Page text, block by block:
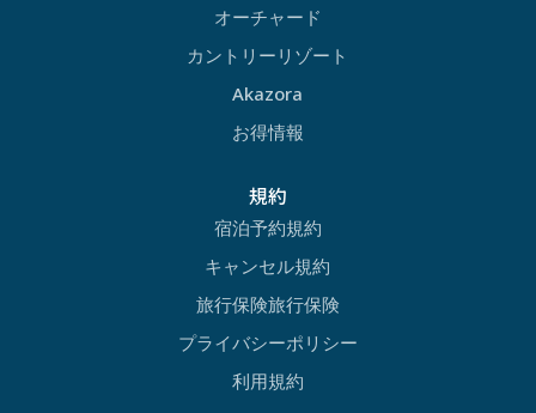
オーチャード
カントリーリゾート
Akazora
お得情報
規約
宿泊予約規約
キャンセル規約
旅行保険旅行保険
プライバシーポリシー
利用規約